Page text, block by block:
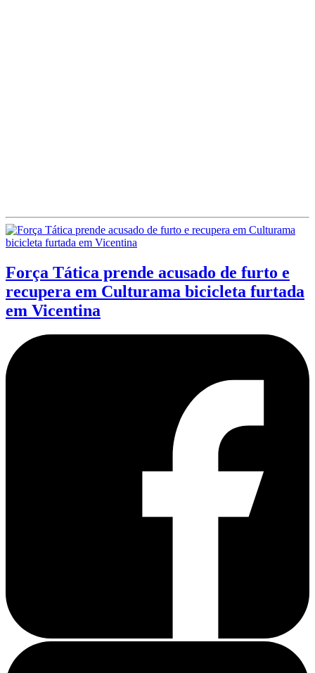
Força Tática prende acusado de furto e
recupera em Culturama bicicleta furtada
em Vicentina